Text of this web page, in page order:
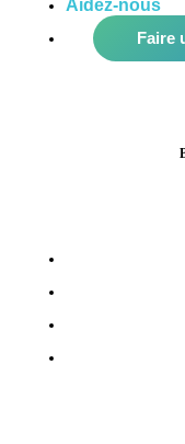
Aidez-nous
Faire